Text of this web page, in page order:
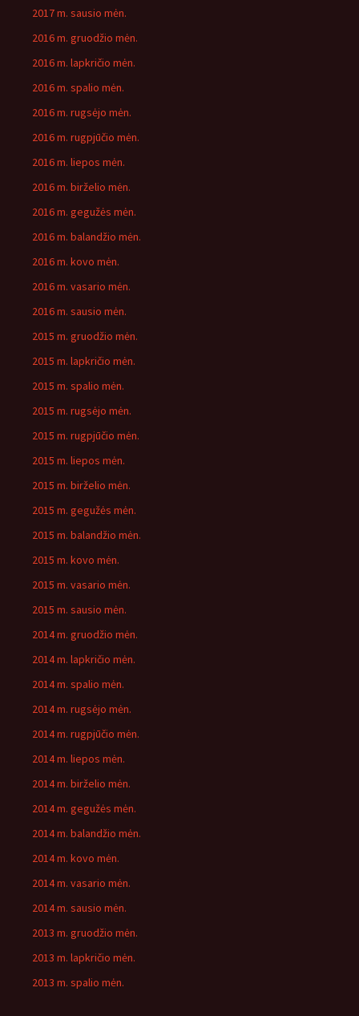
2017 m. sausio mėn.
2016 m. gruodžio mėn.
2016 m. lapkričio mėn.
2016 m. spalio mėn.
2016 m. rugsėjo mėn.
2016 m. rugpjūčio mėn.
2016 m. liepos mėn.
2016 m. birželio mėn.
2016 m. gegužės mėn.
2016 m. balandžio mėn.
2016 m. kovo mėn.
2016 m. vasario mėn.
2016 m. sausio mėn.
2015 m. gruodžio mėn.
2015 m. lapkričio mėn.
2015 m. spalio mėn.
2015 m. rugsėjo mėn.
2015 m. rugpjūčio mėn.
2015 m. liepos mėn.
2015 m. birželio mėn.
2015 m. gegužės mėn.
2015 m. balandžio mėn.
2015 m. kovo mėn.
2015 m. vasario mėn.
2015 m. sausio mėn.
2014 m. gruodžio mėn.
2014 m. lapkričio mėn.
2014 m. spalio mėn.
2014 m. rugsėjo mėn.
2014 m. rugpjūčio mėn.
2014 m. liepos mėn.
2014 m. birželio mėn.
2014 m. gegužės mėn.
2014 m. balandžio mėn.
2014 m. kovo mėn.
2014 m. vasario mėn.
2014 m. sausio mėn.
2013 m. gruodžio mėn.
2013 m. lapkričio mėn.
2013 m. spalio mėn.